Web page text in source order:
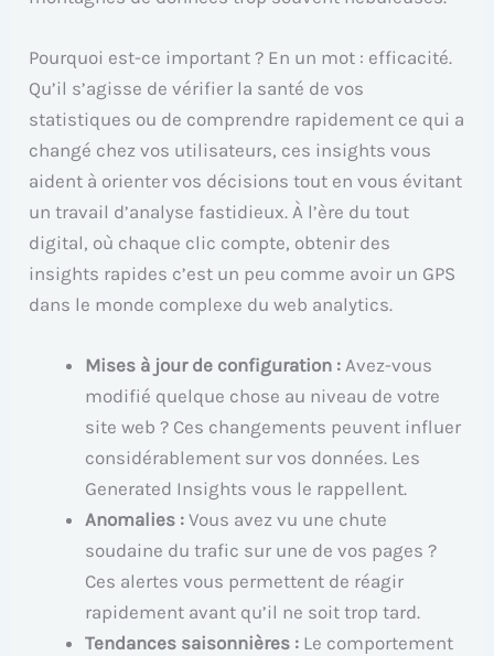
Pourquoi est-ce important ? En un mot : efficacité.
Qu’il s’agisse de vérifier la santé de vos
statistiques ou de comprendre rapidement ce qui a
changé chez vos utilisateurs, ces insights vous
aident à orienter vos décisions tout en vous évitant
un travail d’analyse fastidieux. À l’ère du tout
digital, où chaque clic compte, obtenir des
insights rapides c’est un peu comme avoir un GPS
dans le monde complexe du web analytics.
Mises à jour de configuration : Avez-vous
modifié quelque chose au niveau de votre
site web ? Ces changements peuvent influer
considérablement sur vos données. Les
Generated Insights vous le rappellent.
Anomalies : Vous avez vu une chute
soudaine du trafic sur une de vos pages ?
Ces alertes vous permettent de réagir
rapidement avant qu’il ne soit trop tard.
Tendances saisonnières : Le comportement